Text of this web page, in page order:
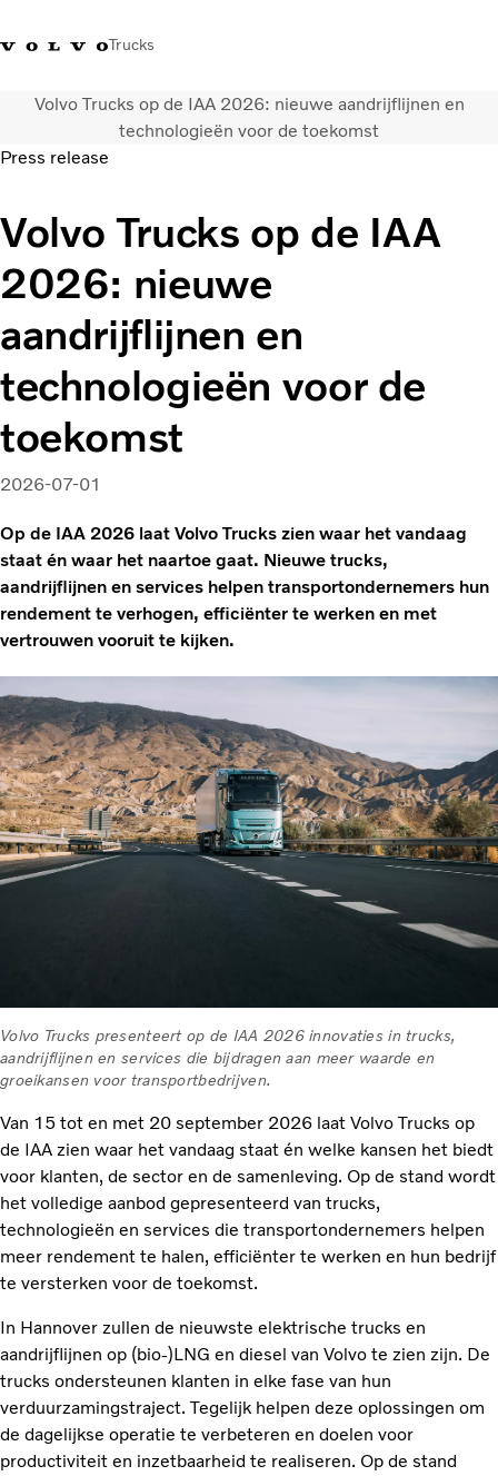
Trucks
ContactKennis vergrotenMerchandiseInloggenNederland
CO2-reductie
Trucks
Truck Builder
Services
Dealer locator
Nieuws
Over ons
Volvo Trucks op de IAA 2026: nieuwe aandrijflijnen en
technologieën voor de toekomst
Press release
Volvo Trucks op de IAA
2026: nieuwe
aandrijflijnen en
technologieën voor de
toekomst
2026-07-01
Op de IAA 2026 laat Volvo Trucks zien waar het vandaag
staat én waar het naartoe gaat. Nieuwe trucks,
aandrijflijnen en services helpen transportondernemers hun
rendement te verhogen, efficiënter te werken en met
vertrouwen vooruit te kijken.
Volvo Trucks presenteert op de IAA 2026 innovaties in trucks,
aandrijflijnen en services die bijdragen aan meer waarde en
groeikansen voor transportbedrijven.
Van 15 tot en met 20 september 2026 laat Volvo Trucks op
de IAA zien waar het vandaag staat én welke kansen het biedt
voor klanten, de sector en de samenleving. Op de stand wordt
het volledige aanbod gepresenteerd van trucks,
technologieën en services die transportondernemers helpen
meer rendement te halen, efficiënter te werken en hun bedrijf
te versterken voor de toekomst.
In Hannover zullen de nieuwste elektrische trucks en
aandrijflijnen op (bio-)LNG en diesel van Volvo te zien zijn. De
trucks ondersteunen klanten in elke fase van hun
verduurzamingstraject. Tegelijk helpen deze oplossingen om
de dagelijkse operatie te verbeteren en doelen voor
productiviteit en inzetbaarheid te realiseren. Op de stand